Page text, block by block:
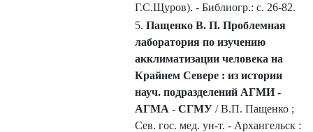
Г.С.Щуров). - Библиогр.: с. 26-82.
5. Пащенко В. П. Проблемная
лаборатория по изучению
акклиматизации человека на
Крайнем Севере : из истории
науч. подразделений АГМИ -
АГМА - СГМУ / В.П. Пащенко ;
Сев. гос. мед. ун-т. - Архангельск :